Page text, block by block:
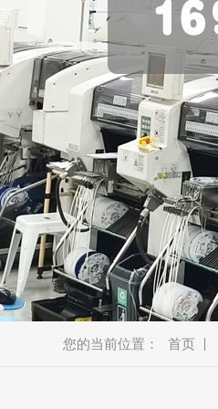
您的当前位置： 首页